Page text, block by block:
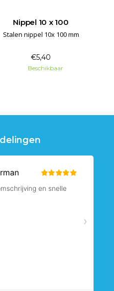
Nippel 10 x 100
Stalen nippel 10x 100 mm
€5,40
Beschikbaar